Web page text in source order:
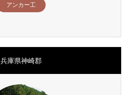
アンカー工
兵庫県神崎郡